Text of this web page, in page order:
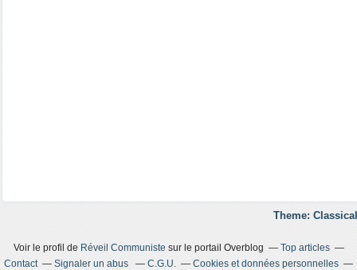
Theme:
Voir le profil de Réveil Communiste sur le portail Overblog
Top articles
Contact
Signaler un abus C.G.U.
Cookies et données personnelles